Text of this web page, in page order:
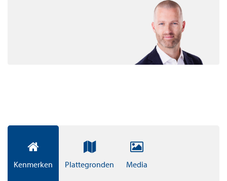
Het al bestaande park in Quatrebras kreeg de kans om te
groeien. Zo werd het park het epicentrum van de
nieuwe wijk. Een hart met een grote weide en een
dierenweide, het zwembad en de basisschool.
VOORZIENINGEN
Ruim 500 woningen telt Quatrebras Park straks, als de
Kenmerken Plattegronden Media